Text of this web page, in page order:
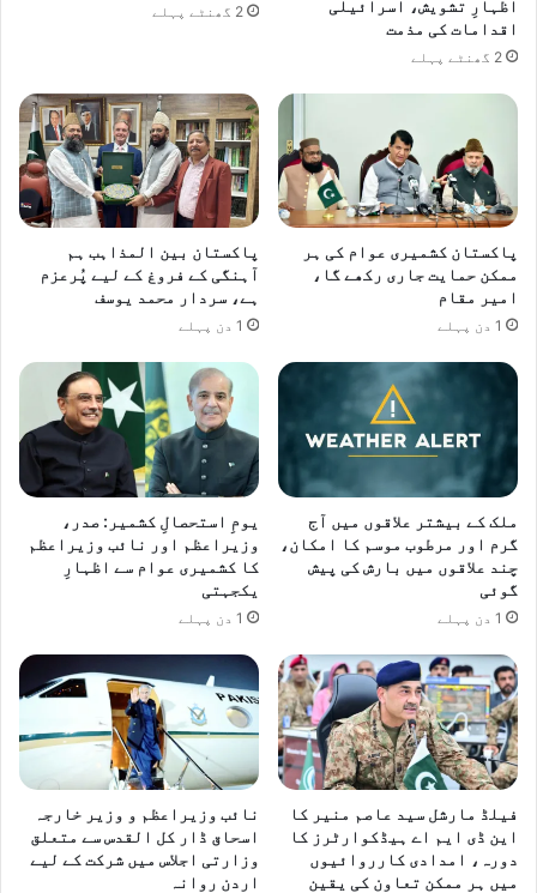
ا
ر
ک
ی
ا
اظہارِ تشویش، اسرائیلی
اقدامات کی مذمت
2 گھنٹے پہلے
2 گھنٹے پہلے
پاکستان کشمیری عوام کی ہر
ممکن حمایت جاری رکھے گا،
امیر مقام
1 دن پہلے
پاکستان بین المذاہب ہم
آہنگی کے فروغ کے لیے پُرعزم
ہے، سردار محمد یوسف
1 دن پہلے
ملک کے بیشتر علاقوں میں آج
گرم اور مرطوب موسم کا امکان،
چند علاقوں میں بارش کی پیش
گوئی
1 دن پہلے
یومِ استحصالِ کشمیر: صدر،
وزیراعظم اور نائب وزیراعظم
کا کشمیری عوام سے اظہارِ
یکجہتی
1 دن پہلے
فیلڈ مارشل سید عاصم منیر کا
این ڈی ایم اے ہیڈکوارٹرز کا
دورہ، امدادی کارروائیوں
میں ہر ممکن تعاون کی یقین
نائب وزیراعظم و وزیر خارجہ
اسحاق ڈار کل القدس سے متعلق
وزارتی اجلاس میں شرکت کے لیے
اردن روانہ